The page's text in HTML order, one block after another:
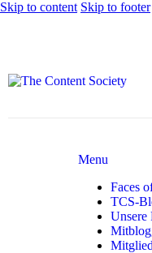
Skip to content Skip to footer
Menu
Faces
TCS-
Unsere